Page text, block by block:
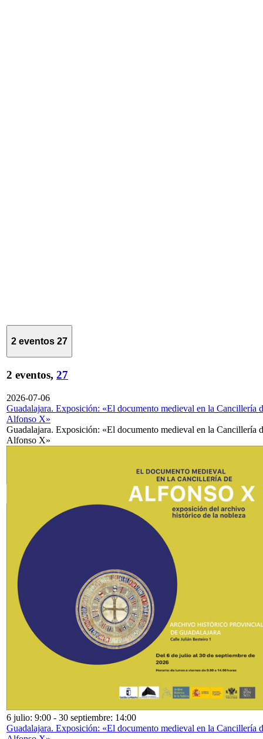
2 eventos 27
2 eventos, 27
2026-07-06
Guadalajara. Exposición: «El documento medieval en la Cancillería
Alfonso X»
Guadalajara. Exposición: «El documento medieval en la Cancillería
Alfonso X»
6 julio: 9:00 - 30 septiembre: 14:00
Guadalajara. Exposición: «El documento medieval en la Cancillería